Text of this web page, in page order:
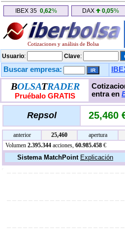
IBEX 35 0,62% DAX 0,05%
Cotizaciones y análisis de Bolsa
Usuario: Clave:
Buscar empresa:
BOLSATRADER
Pruébalo GRATIS
entra en
Repsol 25,460
anterior 25,460 apertura
Volumen 2.395.344 acciones, 60.985.458 €